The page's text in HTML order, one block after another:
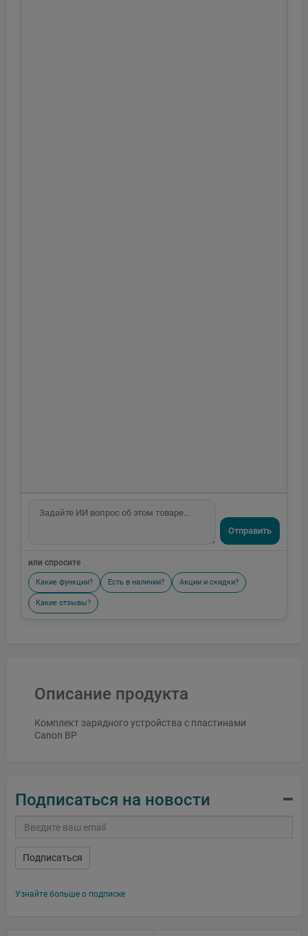
Отправить
или спросите
Какие функции? Есть в наличии? Акции и скидки?
Какие отзывы?
Описание продукта
Комплект зарядного устройства с пластинами
Canon BP
Подписаться на новости
Подписаться
Узнайте больше о подписке